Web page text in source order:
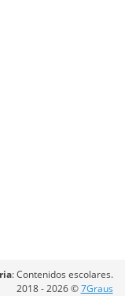
: Contenidos escolares.
2018 - 2026 ©7Graus